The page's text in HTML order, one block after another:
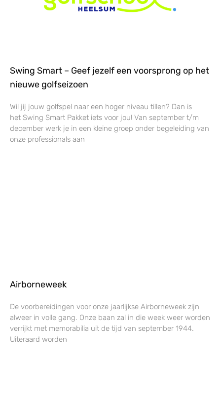
Swing Smart – Geef jezelf een voorsprong op het
nieuwe golfseizoen
Wil jij jouw golfspel naar een hoger niveau tillen? Dan is
het Swing Smart Pakket iets voor jou! Van september t/m
december werk je in een kleine groep onder begeleiding van
onze professionals aan
Airborneweek
De voorbereidingen voor onze jaarlijkse Airborneweek zijn
alweer in volle gang. Onze baan zal in die week weer worden
verrijkt met memorabilia uit de tijd van september 1944.
Uiteraard worden